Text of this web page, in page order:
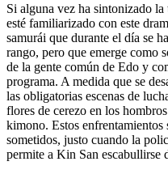
Si alguna vez ha sintonizado
esté familiarizado con este
samurái que durante el día se
rango, pero que emerge como
de la gente común de Edo y
programa. A medida que se
las obligatorias escenas de
flores de cerezo en los
kimono. Estos
sometidos, justo cuando la
permite a Kin San escabullirse